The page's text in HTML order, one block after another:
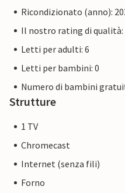
Ricondizionato (anno):
Il nostro rating di qualità:
Letti per adulti: 6
Letti per bambini: 0
Numero di bambini
Strutture
1 TV
Chromecast
Internet (senza fili)
Forno